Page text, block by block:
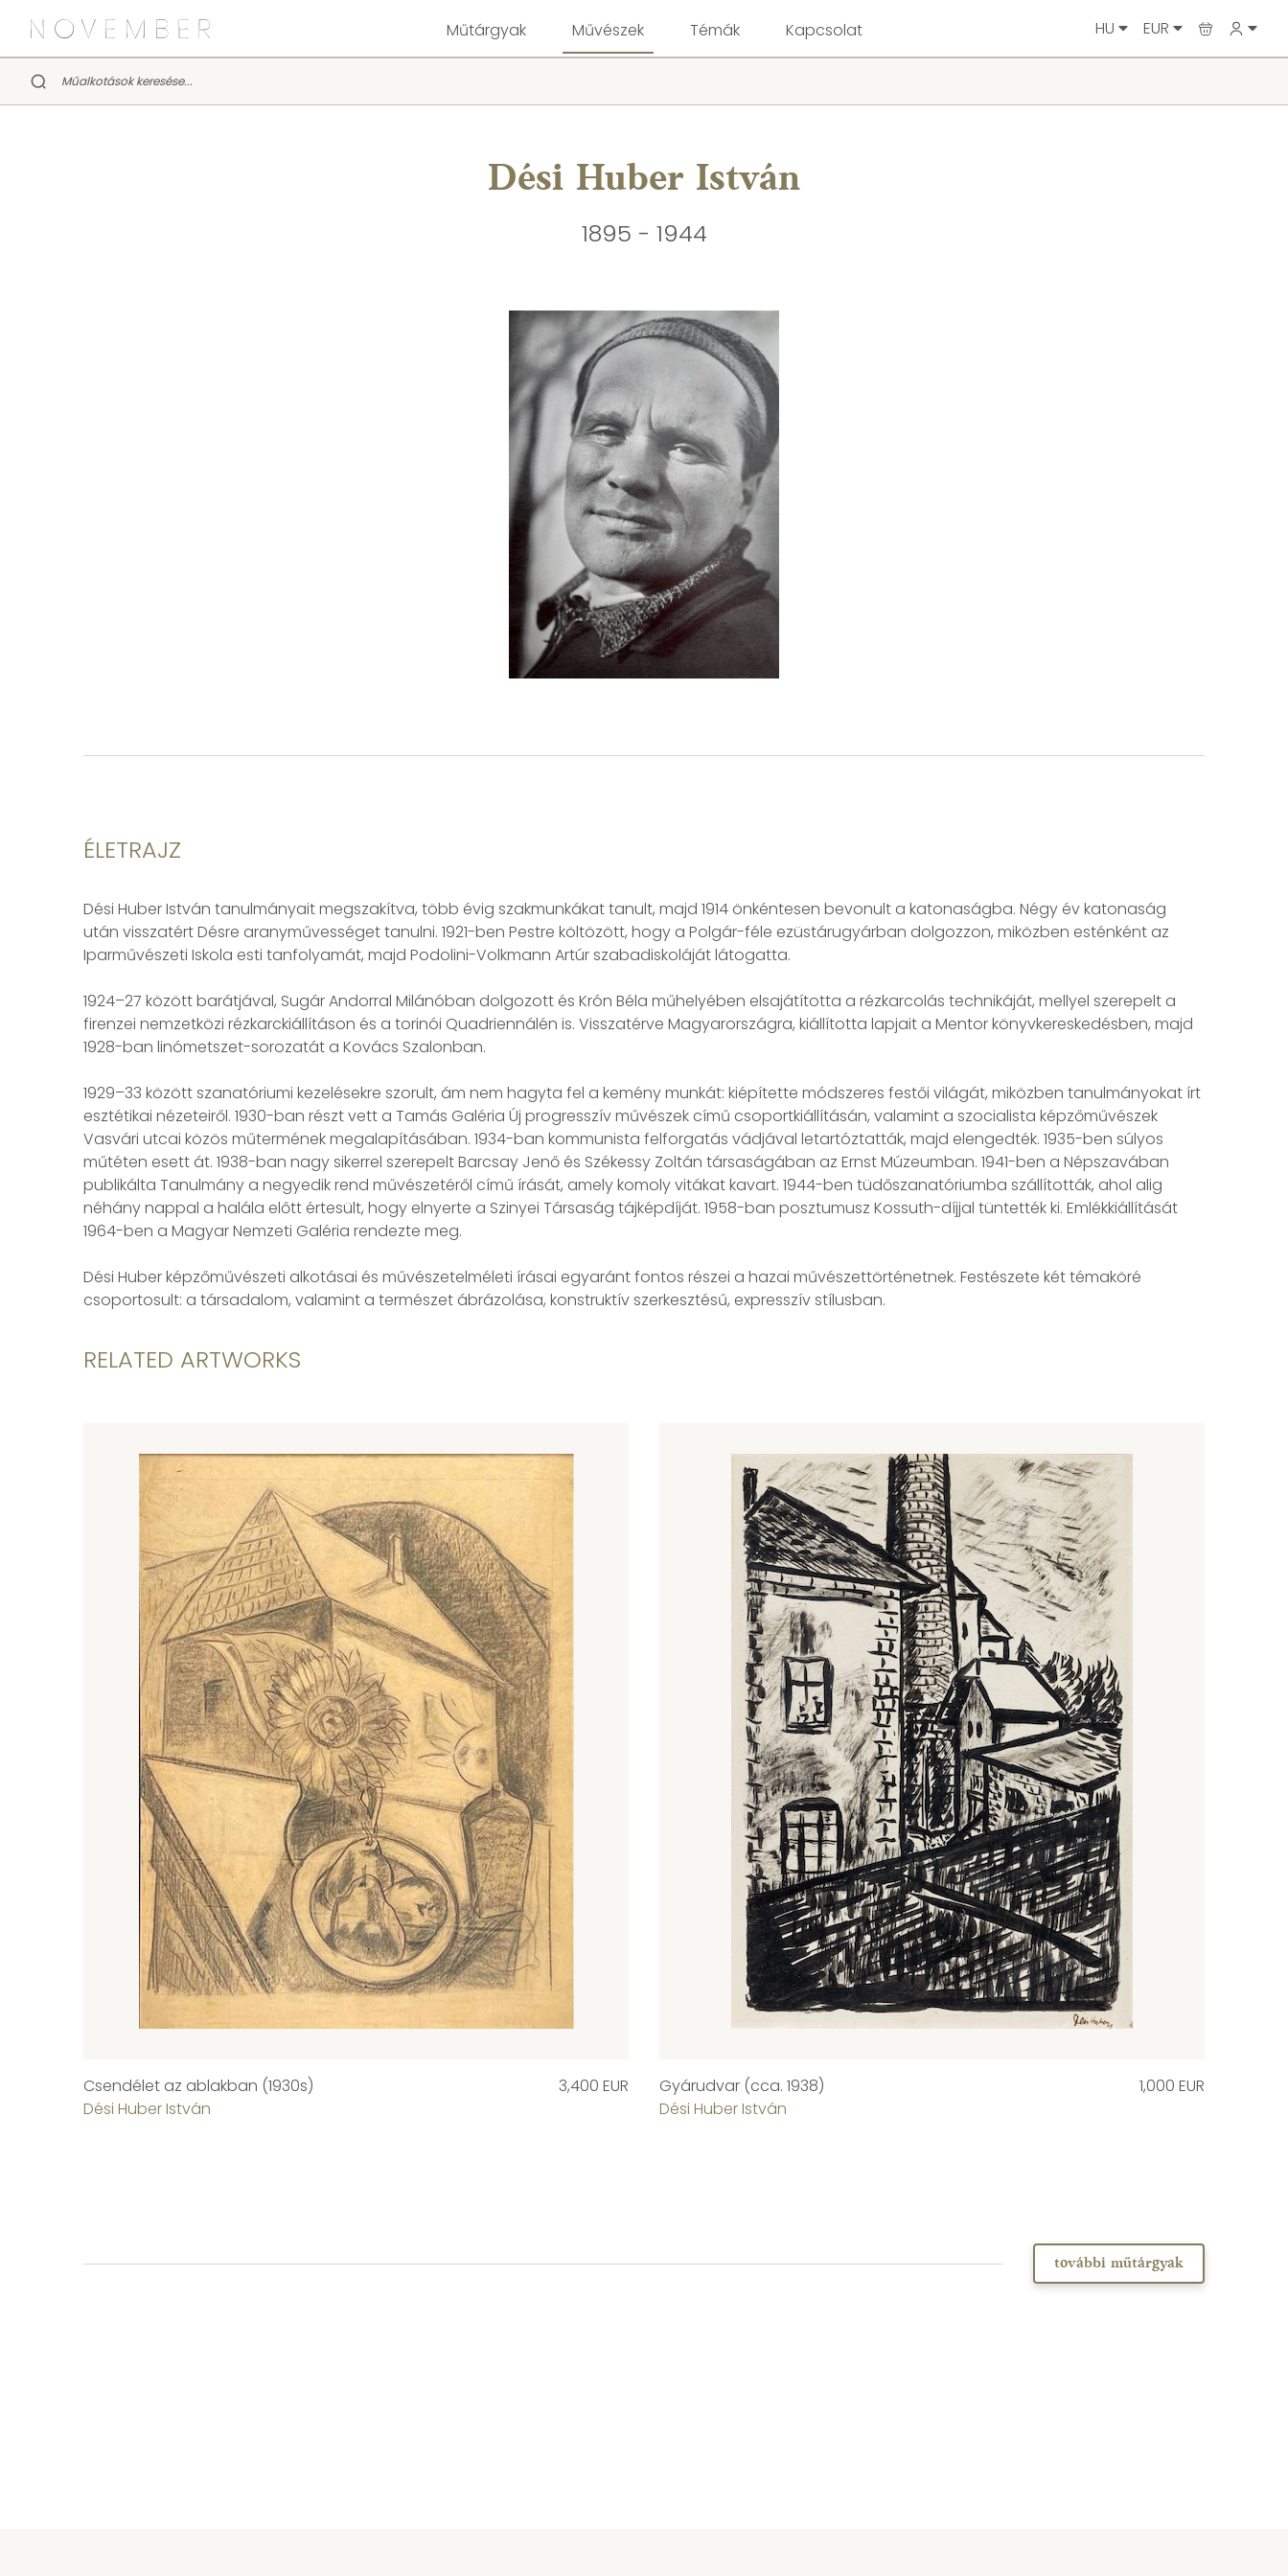
Műtárgyak Művészek Témák Kapcsolat HU EUR
Dési Huber István
1895 - 1944
ÉLETRAJZ
Dési Huber István tanulmányait megszakítva, több évig szakmunkákat tanult, majd 1914 önkéntesen bevonult a katonaságba. Négy év katonaság
után visszatért Désre aranyművességet tanulni. 1921-ben Pestre költözött, hogy a Polgár-féle ezüstárugyárban dolgozzon, miközben esténként az
Iparművészeti Iskola esti tanfolyamát, majd Podolini-Volkmann Artúr szabadiskoláját látogatta.
1924–27 között barátjával, Sugár Andorral Milánóban dolgozott és Krón Béla műhelyében elsajátította a rézkarcolás technikáját, mellyel szerepelt a
firenzei nemzetközi rézkarckiállításon és a torinói Quadriennálén is. Visszatérve Magyarországra, kiállította lapjait a Mentor könyvkereskedésben, majd
1928-ban linómetszet-sorozatát a Kovács Szalonban.
1929–33 között szanatóriumi kezelésekre szorult, ám nem hagyta fel a kemény munkát: kiépítette módszeres festői világát, miközben tanulmányokat írt
esztétikai nézeteiről. 1930-ban részt vett a Tamás Galéria Új progresszív művészek című csoportkiállításán, valamint a szocialista képzőművészek
Vasvári utcai közös műtermének megalapításában. 1934-ban kommunista felforgatás vádjával letartóztatták, majd elengedték. 1935-ben súlyos
műtéten esett át. 1938-ban nagy sikerrel szerepelt Barcsay Jenő és Székessy Zoltán társaságában az Ernst Múzeumban. 1941-ben a Népszavában
publikálta Tanulmány a negyedik rend művészetéről című írását, amely komoly vitákat kavart. 1944-ben tüdőszanatóriumba szállították, ahol alig
néhány nappal a halála előtt értesült, hogy elnyerte a Szinyei Társaság tájképdíját. 1958-ban posztumusz Kossuth-díjjal tüntették ki. Emlékkiállítását
1964-ben a Magyar Nemzeti Galéria rendezte meg.
Dési Huber képzőművészeti alkotásai és művészetelméleti írásai egyaránt fontos részei a hazai művészettörténetnek. Festészete két témaköré
csoportosult: a társadalom, valamint a természet ábrázolása, konstruktív szerkesztésű, expresszív stílusban.
RELATED ARTWORKS
Csendélet az ablakban (1930s)
Dési Huber István
3,400 EUR
Gyárudvar (cca. 1938)
Dési Huber István
1,000 EUR
további műtárgyak